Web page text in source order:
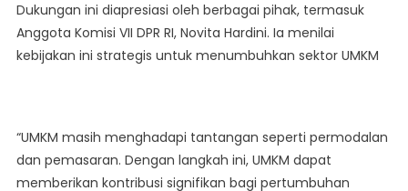
Dukungan ini diapresiasi oleh berbagai pihak, termasuk
Anggota Komisi VII DPR RI, Novita Hardini. Ia menilai
kebijakan ini strategis untuk menumbuhkan sektor UMKM
“UMKM masih menghadapi tantangan seperti permodalan
dan pemasaran. Dengan langkah ini, UMKM dapat
memberikan kontribusi signifikan bagi pertumbuhan